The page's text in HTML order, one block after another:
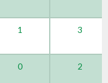
1 3
0 2